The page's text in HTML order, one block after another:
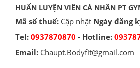
HUẤN LUYỆN VIÊN CÁ NHÂN PT
Mã số thuế: Cập nhật Ngày đăng
Tel: 0937870870 - Hotline:
Email: Chaupt.Bodyfit@gmail.com